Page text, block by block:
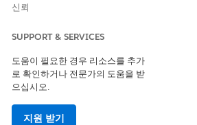
계획이 승인되면 현장 담당자가 적시에 적
다. 이 워크플로는 조직 목표를 직접 파악하
의 우선 순위를 지정할 HCP를 결정하는 데
한 권장 사항을 제공합니다. 또한 통합 시각
률 지표를 사용하면 사용자가 완료된 활동,
신뢰
SUPPORT & SERVICES
도움이 필요한 경우 리소스를 추가
로 확인하거나 전문가의 도움을 받
으십시오.
지원 받기